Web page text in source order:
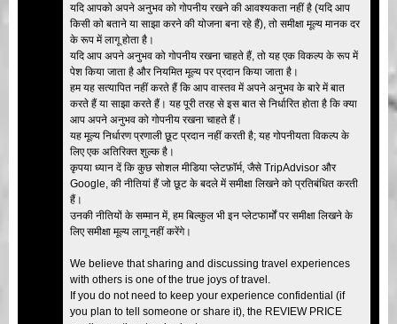
यदि आपको अपने अनुभव को गोपनीय रखने की आवश्यकता नहीं है (यदि आप
किसी को बताने या साझा करने की योजना बना रहे हैं), तो समीक्षा मूल्य मानक दर
के रूप में लागू होता है।
यदि आप अपने अनुभव को गोपनीय रखना चाहते हैं, तो यह एक विकल्प के रूप में
पेश किया जाता है और नियमित मूल्य पर प्रदान किया जाता है।
हम यह सत्यापित नहीं करते हैं कि आप वास्तव में अपने अनुभव के बारे में बात
करते हैं या साझा करते हैं। यह पूरी तरह से इस बात से निर्धारित होता है कि क्या
आप अपने अनुभव को गोपनीय रखना चाहते हैं।
यह मूल्य निर्धारण प्रणाली छूट प्रदान नहीं करती है; यह गोपनीयता विकल्प के
लिए एक अतिरिक्त शुल्क है।
कृपया ध्यान दें कि कुछ सोशल मीडिया प्लेटफ़ॉर्म, जैसे TripAdvisor और
Google, की नीतियां हैं जो छूट के बदले में समीक्षा लिखने को प्रतिबंधित करती
हैं।
उनकी नीतियों के सम्मान में, हम बिल्कुल भी इन प्लेटफार्मों पर समीक्षा लिखने के
लिए समीक्षा मूल्य लागू नहीं करेंगे।
We believe that sharing and discussing travel experiences
with others is one of the true joys of travel.
If you do not need to keep your experience confidential (if
you plan to tell someone or share it), the REVIEW PRICE